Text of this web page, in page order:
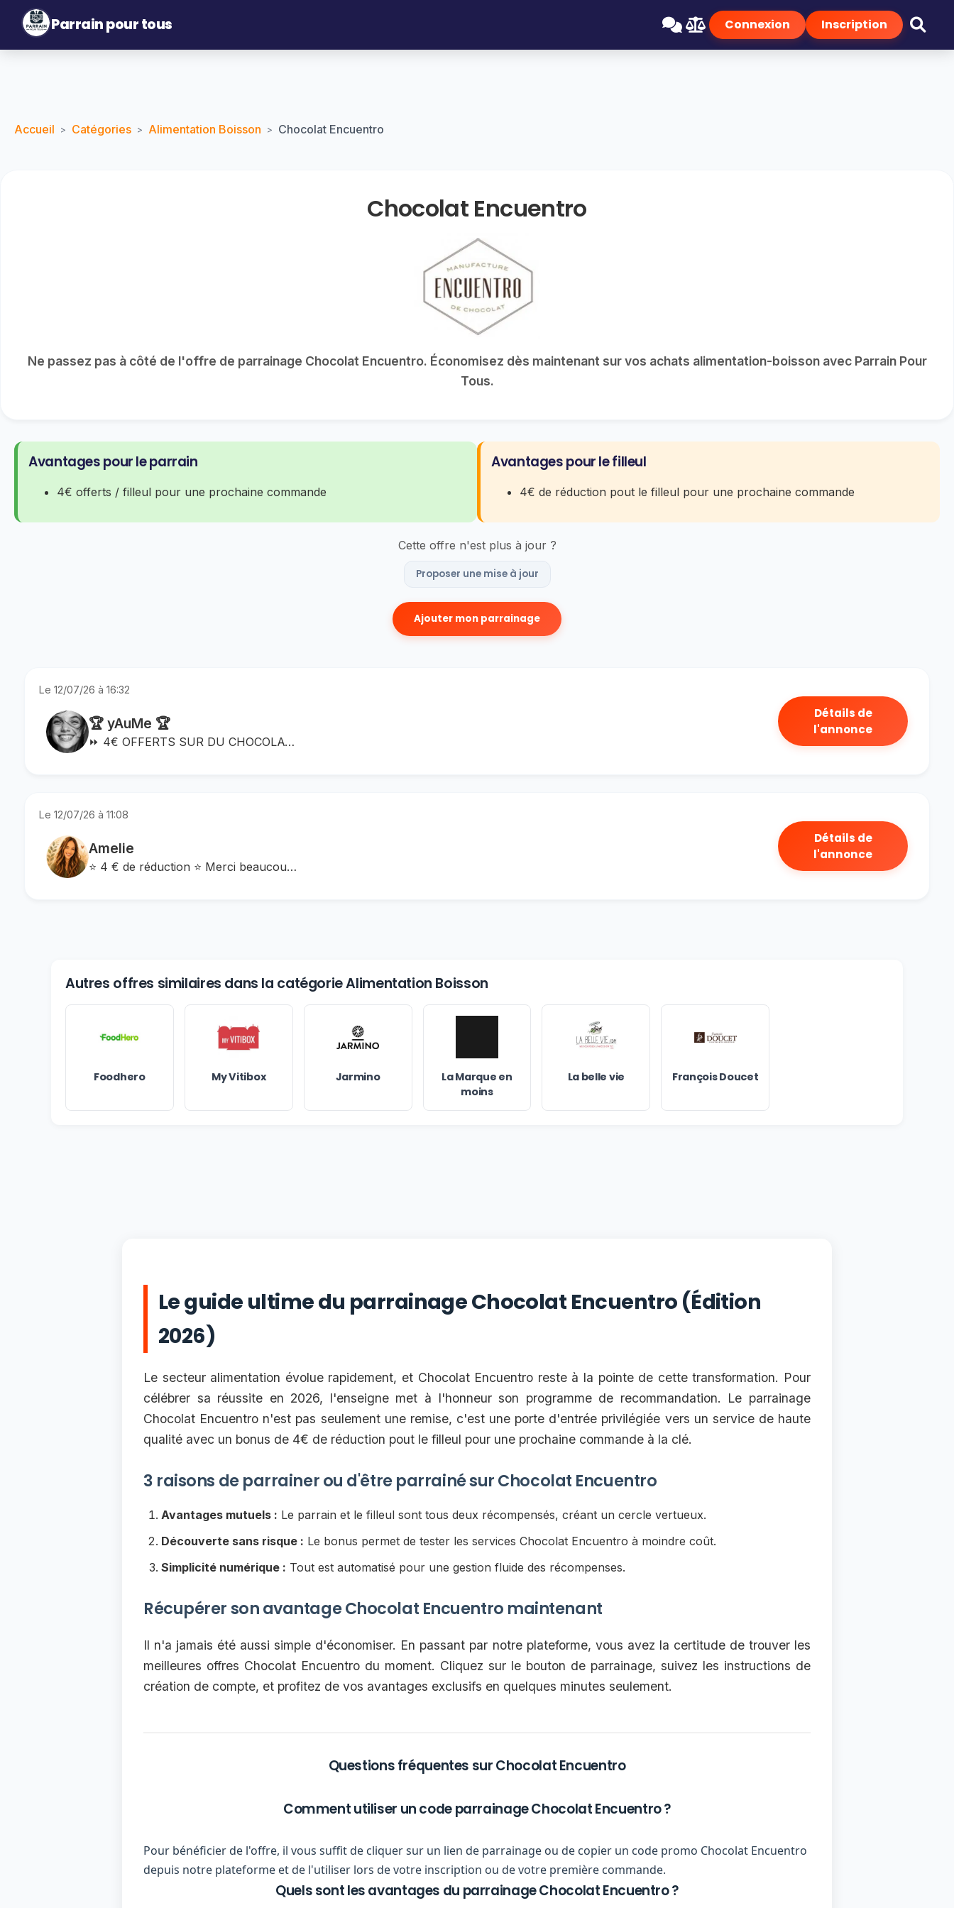
Parrain pour tous Connexion Inscription
Accueil > Catégories > Alimentation Boisson > Chocolat Encuentro
Chocolat Encuentro
Ne passez pas à côté de l'offre de parrainage Chocolat Encuentro. Économisez dès maintenant sur vos achats alimentation-boisson avec Parrain Pour
Tous.
Avantages pour le parrain
4€ offerts / filleul pour une prochaine commande
Avantages pour le filleul
4€ de réduction pout le filleul pour une prochaine commande
Cette offre n'est plus à jour ?
Proposer une mise à jour
Ajouter mon parrainage
Le 12/07/26 à 16:32
🏆 yAuMe 🏆
⏩ 4€ OFFERTS SUR DU CHOCOLAT D’EXCEPTION ⏪ Découvrez Chocolat Encuentro, l’un des rares chocolatiers français bean-to-bar : des tablettes artisanales fabriquées directement à partir de fèves de cacao d’exception, bio ou sauvages. Lien de parrainage : ➡️https://i.refs.cc/CVGEG9dQ ⭐ VOTRE AVANTAGE ⭐ ✅ 4€ offerts sur votre première commande ✅ Valable sur toute la boutique ✅ Idéal pour découvrir un chocolat premium artisanal ✨ POURQUOI CHOISIR ENCUENTRO ? ✨ ✔️ Chocolat artisanal français (bean-to-bar) ✔️ Fèves de cacao soigneusement sélectionnées ✔️ Sans additifs inutiles ✔️ Plusieurs fois récompensé ✔️ Parfait pour offrir… ou se faire plaisir ⚡ COMMENT EN PROFITER ⚡ 1️⃣ Cliquez sur mon lien 2️⃣ Créez votre compte 3️⃣ Ajoutez vos chocolats préférés au panier 4️⃣ Profitez automatiquement de votre réduction
Détails de
l'annonce
Le 12/07/26 à 11:08
Amelie
⭐ 4 € de réduction ⭐ Merci beaucoup si vous me choisissez pour votre inscription ✨ --------------------------------------------------------------------------- ► COMMENT FAIRE ◄ Créez votre compte via mon lien : ↪️ https://i.refs.cc/jh406KAK ↩️ -------------------------------------------------------------------------- ► VOUS AVEZ DES QUESTIONS ❓ ◄ Cliquez sur ⏬ « envoyer un message » ⏬ juste en dessous , j'y répondrais avec plaisir :) -------------------------------------------------------------------------- ✅ PS : Si vous utilisez mon lien, merci de faire une validation du parrainage en cliquant sur ⏬ Envoyer un message ⏬ Merci ☺️ À très vite, Am’ ツ
Détails de
l'annonce
Autres offres similaires dans la catégorie Alimentation Boisson
Foodhero My Vitibox Jarmino
La Marque en
moins
La belle vie François Doucet
Le guide ultime du parrainage Chocolat Encuentro (Édition
2026)
Le secteur alimentation évolue rapidement, et Chocolat Encuentro reste à la pointe de cette transformation. Pour
célébrer sa réussite en 2026, l'enseigne met à l'honneur son programme de recommandation. Le parrainage
Chocolat Encuentro n'est pas seulement une remise, c'est une porte d'entrée privilégiée vers un service de haute
qualité avec un bonus de 4€ de réduction pout le filleul pour une prochaine commande à la clé.
3 raisons de parrainer ou d'être parrainé sur Chocolat Encuentro
Avantages mutuels : Le parrain et le filleul sont tous deux récompensés, créant un cercle vertueux.
Découverte sans risque : Le bonus permet de tester les services Chocolat Encuentro à moindre coût.
Simplicité numérique : Tout est automatisé pour une gestion fluide des récompenses.
Récupérer son avantage Chocolat Encuentro maintenant
Il n'a jamais été aussi simple d'économiser. En passant par notre plateforme, vous avez la certitude de trouver les
meilleures offres Chocolat Encuentro du moment. Cliquez sur le bouton de parrainage, suivez les instructions de
création de compte, et profitez de vos avantages exclusifs en quelques minutes seulement.
Questions fréquentes sur Chocolat Encuentro
Comment utiliser un code parrainage Chocolat Encuentro ?
Pour bénéficier de l'offre, il vous suffit de cliquer sur un lien de parrainage ou de copier un code promo Chocolat Encuentro
depuis notre plateforme et de l'utiliser lors de votre inscription ou de votre première commande.
Quels sont les avantages du parrainage Chocolat Encuentro ?